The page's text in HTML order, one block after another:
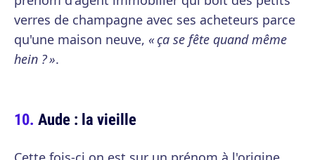
verres de champagne avec ses acheteurs parce
qu'une maison neuve, « ça se fête quand même
hein ? ».
Aude : la vieille